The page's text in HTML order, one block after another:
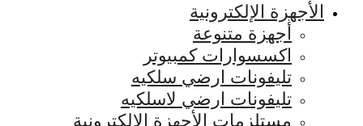
الأجهزة الإلكترونية
أجهزة متنوعة
اكسسوارات كمبيوتر
تليفونات ارضي سلكيه
تليفونات ارضي لاسلكيه
مستلزمات الأجهزة الإلكترونية